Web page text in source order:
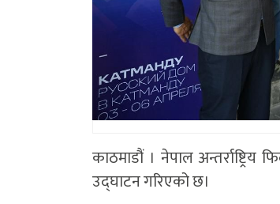
काठमाडौं । नेपाल
उद्घाटन गरिएको छ।